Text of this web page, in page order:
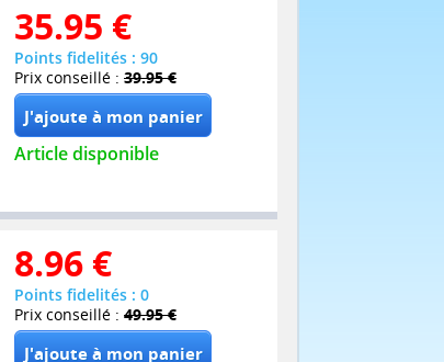
35.95 €
Points fidelités : 90
Prix conseillé : 39.95 €
Article disponible
8.96 €
Points fidelités : 0
Prix conseillé : 49.95 €